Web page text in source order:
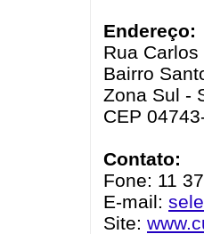
Endereço:
Rua
Bairro
Zona Sul -
CEP
Contato:
Fone: 11
E-mail:
Site: